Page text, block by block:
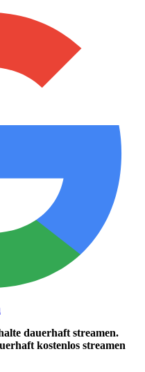
dauerhaft streamen.
kostenlos streamen